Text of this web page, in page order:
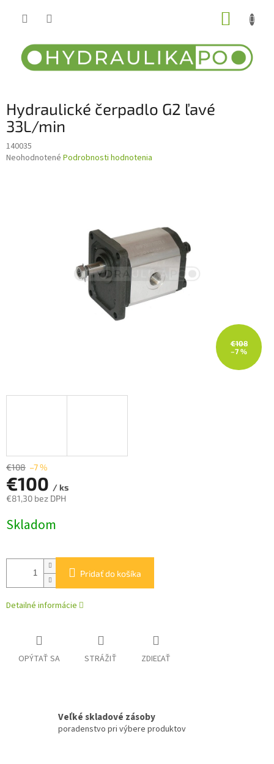
Hydraulické čerpadlo G2 ľavé
33L/min
140035
Priemerné
Neohodnotené Podrobnosti hodnotenia
€108
–7 %
€108 –7 %
€100 / ks
€81,30 bez DPH
cena:
Skladom
Pridať do košíka
Detailné informácie
OPÝTAŤ SA STRÁŽIŤ ZDIEĽAŤ
Veľké skladové zásoby
poradenstvo pri výbere produktov